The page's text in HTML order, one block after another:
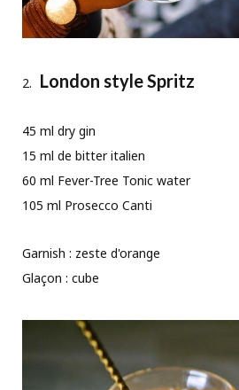
London style Spritz
45 ml dry gin
15 ml de bitter italien
60 ml Fever-Tree Tonic water
105 ml Prosecco Canti
Garnish : zeste d'orange
Glaçon : cube